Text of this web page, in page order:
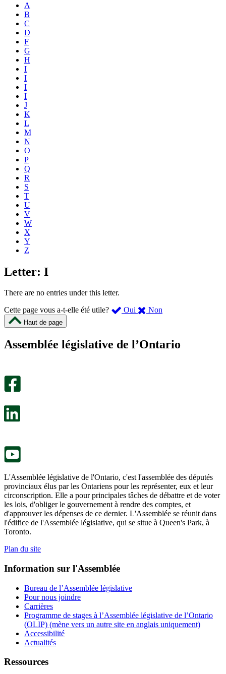
A
B
C
D
F
G
H
I
I
I
I
J
K
L
M
N
O
P
Q
R
S
T
U
V
W
X
Y
Z
Letter: I
There are no entries under this letter.
Cette page vous a-t-elle été utile?
Oui ,
été
Non
m’a
Haut de page
Assemblée législative de l’Ontario
L'Assemblée législative de l'Ontario, c'est l'assemblée des députés
provinciaux élus par les Ontariens pour les représenter, eux et leur
circonscription. Elle a pour principales tâches de débattre et de voter
les lois, d'obliger le gouvernement à rendre des comptes, et
d'approuver les dépenses de ce dernier. L'Assemblée se réunit dans
l'édifice de l'Assemblée législative, qui se situe à Queen's Park, à
Toronto.
Plan du site
Information sur l'Assemblée
Bureau de l’Assemblée législative
Pour nous joindre
Carrières
Programme de stages à l’Assemblée législative de l’Ontario
(OLIP) (mène vers un autre site en anglais uniquement)
Accessibilité
Actualités
Ressources